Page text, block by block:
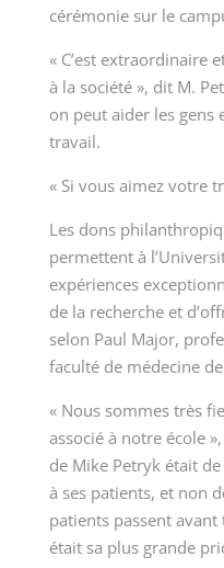
cérémonie sur le
« C’est extraordinaire
à la société », dit M.
on peut aider les gens
travail.
« Si vous aimez votre
Les dons
permettent à
expériences
de la recherche et
selon Paul Major,
faculté de médecine
« Nous sommes très
associé à notre école
de Mike Petryk était
à ses patients, et non
patients passent
était sa plus grande